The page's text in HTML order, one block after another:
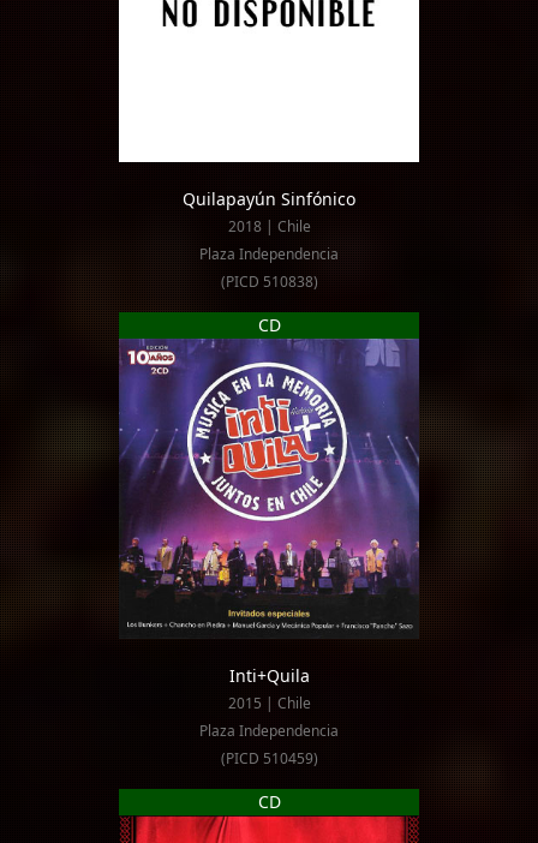
Quilapayún Sinfónico
2018 | Chile
Plaza Independencia
(PICD 510838)
CD
Inti+Quila
2015 | Chile
Plaza Independencia
(PICD 510459)
CD